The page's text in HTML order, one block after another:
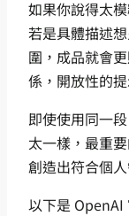
如果你說得太
若是具體描述
圍，成品就會
係，開放性的
即使使用同一
太一樣，最重
創造出符合個
以下是 OpenAI